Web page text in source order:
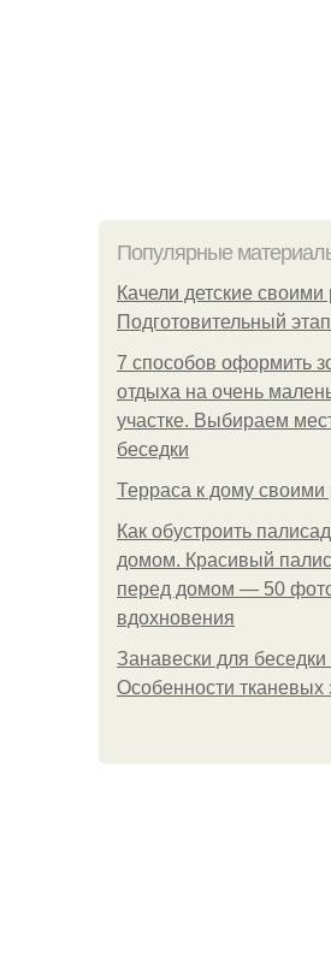
Популярные
Качели детские своими
Подготовительный этап
7 способов оформить
отдыха на очень
участке. Выбираем
беседки
Терраса к дому своими
Как обустроить
домом. Красивый
перед домом — 50
вдохновения
Занавески для
Особенности тканевых